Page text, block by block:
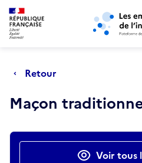
Aller au menu principal Aller au
Retour
Maçon
Actions rapidesVoir tous
Retour au début de la page
Panneau de gestion des cookies